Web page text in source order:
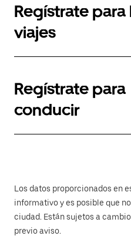
Regístrate para
viajes
Regístrate para
conducir
Los datos proporcionados en
informativo y es posible que
ciudad. Están sujetos a
previo aviso.